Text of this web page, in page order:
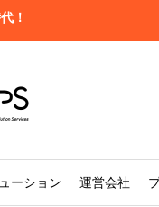
！
ーション 運営会社